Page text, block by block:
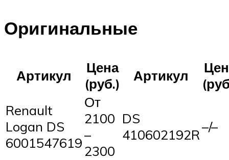
Оригинальные
Артикул
Цена
(руб.)
Артикул
Renault
Logan DS
6001547619
От
2100
–
2300
DS
410602192R–/–